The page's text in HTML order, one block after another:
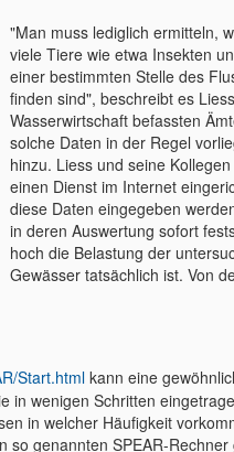
"Man muss lediglich ermitteln,
viele Tiere wie etwa Insekten
einer bestimmten Stelle des
finden sind", beschreibt es
Wasserwirtschaft befassten
solche Daten in der Regel
hinzu. Liess und seine
einen Dienst im Internet
diese Daten eingegeben
in deren Auswertung sofort
hoch die Belastung der
Gewässer tatsächlich ist. Von
Start.html kann eine
in wenigen Schritten
in welcher Häufigkeit
so genannten SPEAR-Rechner